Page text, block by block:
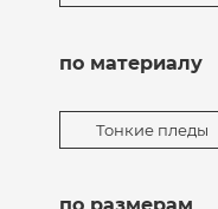
по материалу
Тонкие пледы